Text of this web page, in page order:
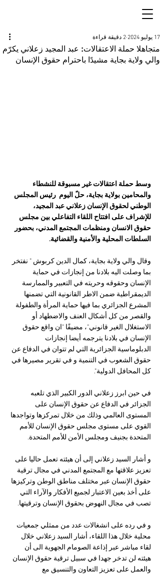
متجاهلا حملة الاعتقالات: عبد المجيد زعلاني يكرّم
والي ولاية بجاية مشيدًا باحترام حقوق الإنسان
17 يوليو 2024 2 دقيقة قراءة
وسط حملة اعتقالات غير مسبوقة للنشطاء
والمحامين بولاية بجاية، حلً اليوم  رئيس المجلس
الوطني لحقوق الإنسان زعلاني عبد المجيد،
للإشراف على افتتاح اللقاء التفاعلي بين مجلس
حقوق الانسان ومنظمات المجتمع المدني، بحضور
السلطات المحلية والأمنية والقضائية.
وقال والي ولاية بجاية، كمال الدين كربوش " نفتخر
بما وصلت اليه بلادنا من إنجازات في حماية
الإنسان وحقوقه وحريته في التعبير والممارسة
الديمقراطية ضمن الاطر القانونية التي تضمنها
المشرع الجزائري بما فيها حماية المرأة والطفولة
والقصر من كل أشكال العنف والاضطهاد أو
الاستغلال الغير قانوني"، مضيفًا "ان واقع حقوق
الإنسان في بلادنا يترجمه أيضا إنجازات
الدبلوماسية الجزائرية التي لم تتوان في الدفاع عن
حقوق الشعوب في التنمية و في تقرير مصيرها في
كل المحافل الدولية".
في حين ابرز زعلاني الدور الكبير الذي تلعبه
الجزائر في الدفاع عن حقوق الإنسان على
المستوى العالمي وذلك من خلال تمركزها وتواجدها
القوي على مستوى مجلس حقوق الإنسان للأمم
المتحدة بجنيف ومجلس الأمن للأمم المتحدة.
و أشار السيد زعلاني إلى أن هيئته تعمل حاليا على
تعزيز علاقتها مع المجتمع المدني في مجال ترقية
حقوق الإنسان عبر مختلف مناطق الوطن وتركيزها
على أخذ بعين الاعتبار لجميع الأفكار والآراء التي
تصب في مجال النهوض بحقوق الإنسان وترقيتها.
و في رده على انشغالات عدد من ممثلي جمعيات
محلية خلال هذا اللقاء، أشار السيد زعلاني خلال
لقاء مباشر عبر إذاعة الصومام الجهوية الى أن
هيئته لن تدخر جهدا في سبيل ترقية حقوق الإنسان
والعمل على تعزيز التعاون والتنسيق مع